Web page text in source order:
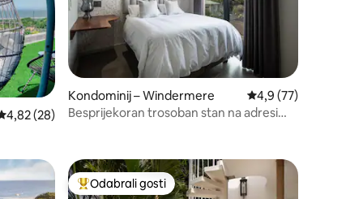
ocjena: 4,82/5, recenzija: 28
4,82 (28)
Kondominij – Windermere Prosječna ocjena:
4,9 (77)
Besprijekoran trosoban stan na adresi
„Odabrali gosti”Među najviše rangiranima s oznakom „Odabrali gosti”
Odabrali gosti